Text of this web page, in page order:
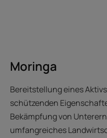
Moringa
Bereitstellung eines
schützenden
Bekämpfung von
umfangreiches